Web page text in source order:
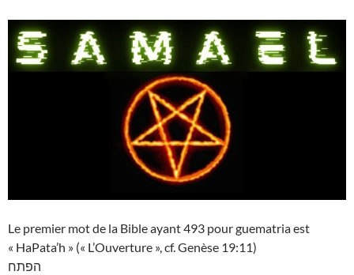
Le premier mot de la Bible ayant 493 pour guematria est
« HaPata’h » (« L’Ouverture », cf. Genèse 19:11)
הפתח